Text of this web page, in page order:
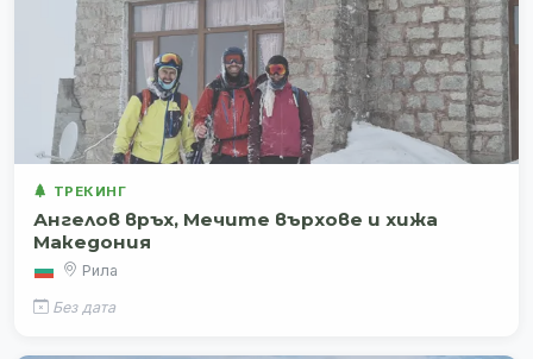
ТРЕКИНГ
Ангелов връх, Мечите върхове и хижа
Македония
Рила
Без дата